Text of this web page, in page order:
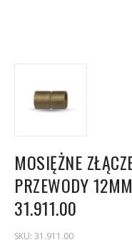
MOSIĘŻNE
PRZEWODY
31.911.00
SKU: 31.911.00